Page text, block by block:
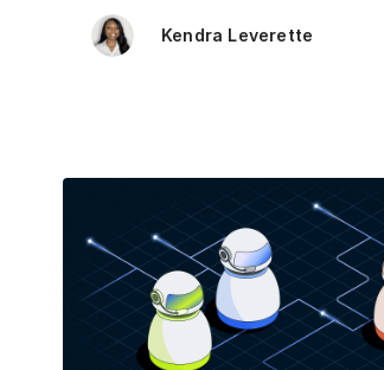
Kendra Leverette